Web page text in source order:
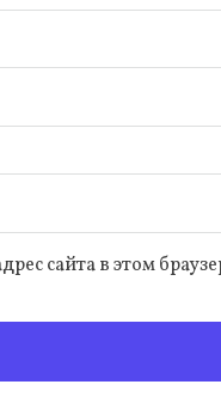
сайта в этом